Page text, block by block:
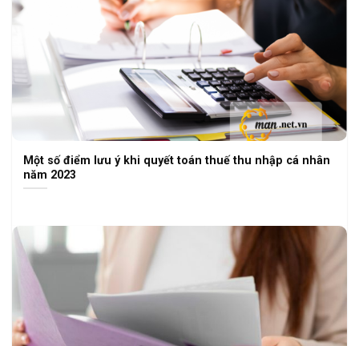
Một số điểm lưu ý khi quyết toán thuế thu nhập cá nhân
năm 2023